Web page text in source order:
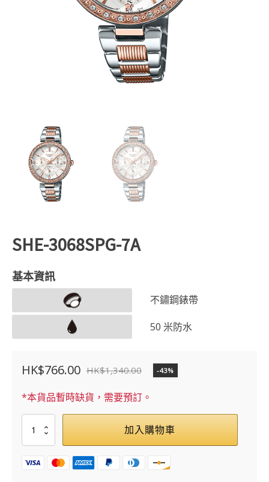
SHE-3068SPG-7A
基本資訊
不鏽鋼錶帶
50 米防水
HK$1,340.00
原
始
價
格：
HK$1,340.00。
HK$766.00
目
前
價
格：
HK$766.00。
-43%
*本貨品暫時缺貨，需要預訂。
3068SPG-
7A
數
加入購物車